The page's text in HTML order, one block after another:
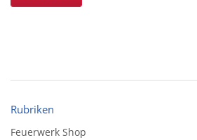
Rubriken
Feuerwerk Shop